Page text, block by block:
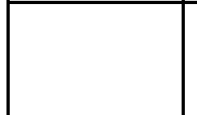
Ширина: 180 см